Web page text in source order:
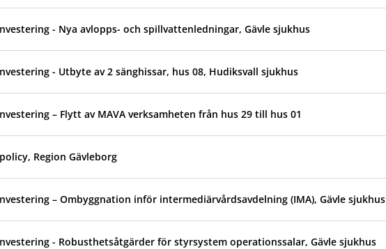
- Nya avlopps- och spillvattenledningar, Gävle sjukhus
- Utbyte av 2 sänghissar, hus 08, Hudiksvall sjukhus
– Flytt av MAVA verksamheten från hus 29 till hus 01
Region Gävleborg
– Ombyggnation inför intermediärvårdsavdelning (IMA), Gävle sjukhus
- Robusthetsåtgärder för styrsystem operationssalar, Gävle sjukhus